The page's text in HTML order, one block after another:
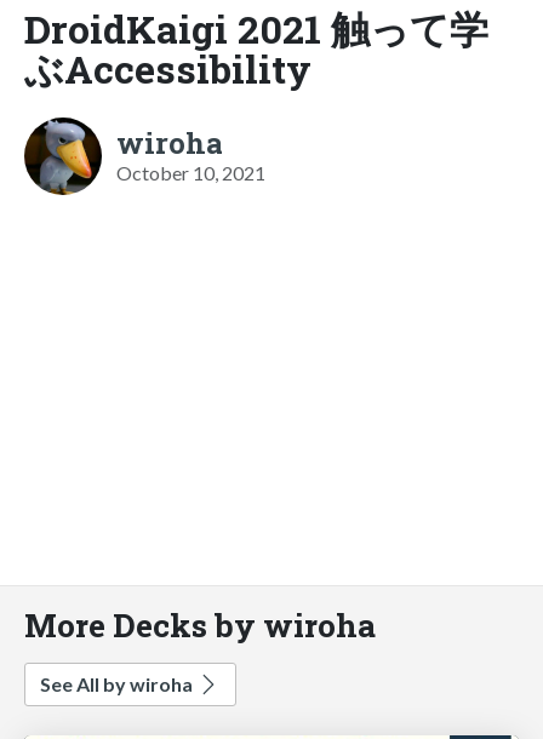
DroidKaigi 2021 触って学
ぶAccessibility
wiroha
October 10, 2021
More Decks by wiroha
See All by wiroha